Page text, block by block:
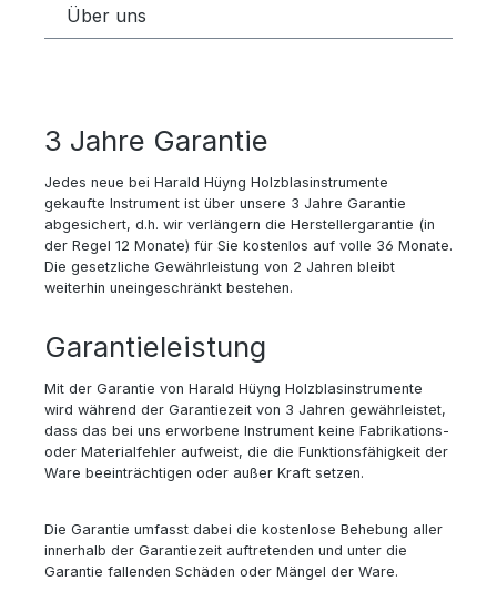
Über uns
3 Jahre Garantie
Jedes neue bei Harald Hüyng Holzblasinstrumente
gekaufte Instrument ist über unsere 3 Jahre Garantie
abgesichert, d.h. wir verlängern die Herstellergarantie (in
der Regel 12 Monate) für Sie kostenlos auf volle 36 Monate.
Die gesetzliche Gewährleistung von 2 Jahren bleibt
weiterhin uneingeschränkt bestehen.
Garantieleistung
Mit der Garantie von Harald Hüyng Holzblasinstrumente
wird während der Garantiezeit von 3 Jahren gewährleistet,
dass das bei uns erworbene Instrument keine Fabrikations-
oder Materialfehler aufweist, die die Funktionsfähigkeit der
Ware beeinträchtigen oder außer Kraft setzen.
Die Garantie umfasst dabei die kostenlose Behebung aller
innerhalb der Garantiezeit auftretenden und unter die
Garantie fallenden Schäden oder Mängel der Ware.